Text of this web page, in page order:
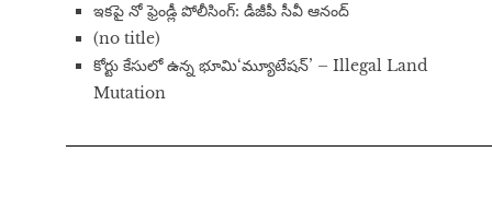
ఇకపై నో ఫ్రెండ్లీ పోలీసింగ్: డీజీపీ సీవీ ఆనంద్
(no title)
​కోర్టు కేసులో ఉన్న భూమి‘మ్యూటేషన్’ – Illegal Land
Mutation